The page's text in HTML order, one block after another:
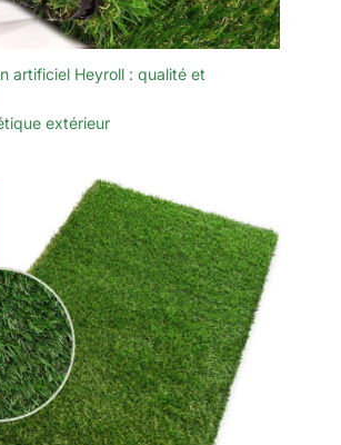
artificiel Heyroll : qualité et
extérieur